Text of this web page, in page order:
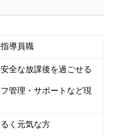
導員職
全な放課後を過ごせる
管理・サポートなど現
く元気な方